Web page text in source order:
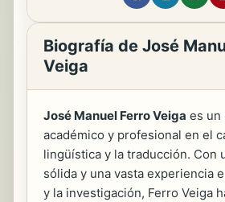
Biografía de José
Veiga
José Manuel Ferro Veiga es un
académico y profesional en el
lingüística y la traducción. Con
sólida y una vasta experiencia
y la investigación, Ferro Veiga